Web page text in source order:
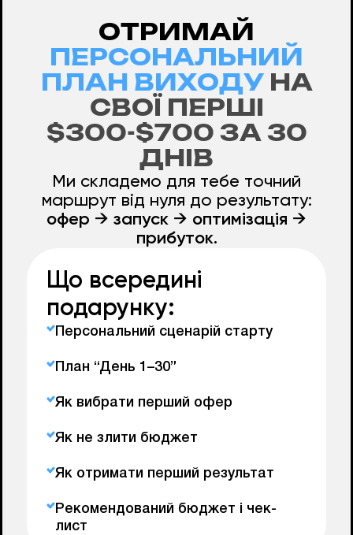
ОТРИМАЙ
ПЕРСОНАЛЬНИЙ
ПЛАН ВИХОДУ НА
СВОЇ ПЕРШІ
$300-$700 ЗА 30
ДНІВ
Ми складемо для тебе точний
маршрут від нуля до результату:
офер → запуск → оптимізація →
прибуток.
Що всередині
подарунку:
Персональний сценарій старту
План “День 1–30”
Як вибрати перший офер
Як не злити бюджет
Як отримати перший результат
Рекомендований бюджет і чек-
лист